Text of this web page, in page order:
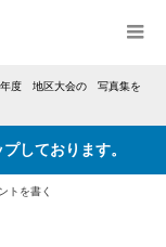
度 地区大会の 写真集を
しております。
トを書く